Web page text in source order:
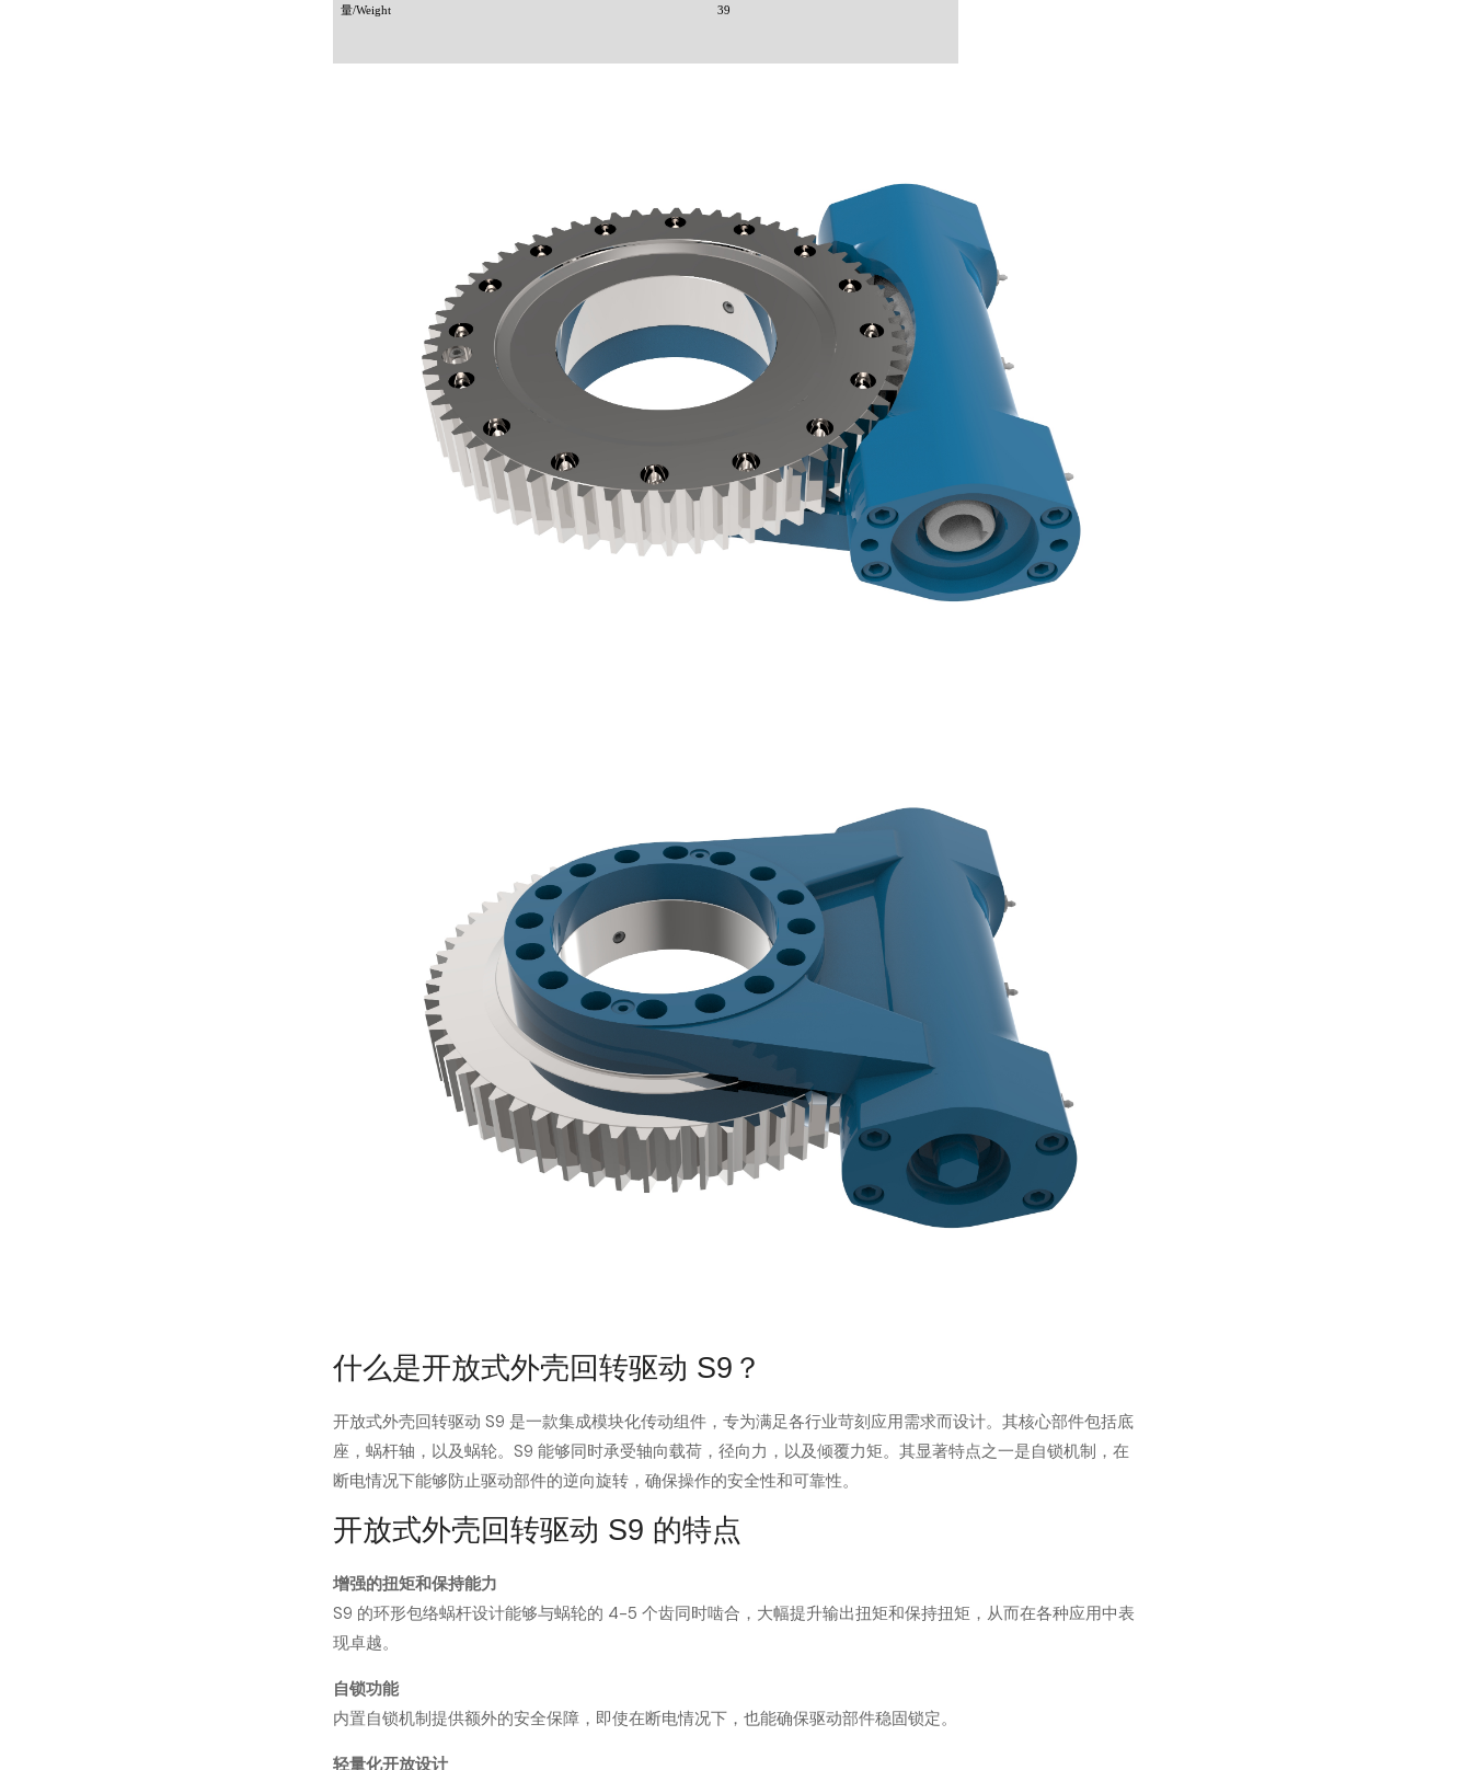
量/Weight 39
什么是开放式外壳回转驱动 S9？
开放式外壳回转驱动 S9 是一款集成模块化传动组件，专为满足各行业苛刻应用需求而设计。其核心部件包括底
座，蜗杆轴，以及蜗轮。S9 能够同时承受轴向载荷，径向力，以及倾覆力矩。其显著特点之一是自锁机制，在
断电情况下能够防止驱动部件的逆向旋转，确保操作的安全性和可靠性。
开放式外壳回转驱动 S9 的特点
增强的扭矩和保持能力
S9 的环形包络蜗杆设计能够与蜗轮的 4-5 个齿同时啮合，大幅提升输出扭矩和保持扭矩，从而在各种应用中表
现卓越。
自锁功能
内置自锁机制提供额外的安全保障，即使在断电情况下，也能确保驱动部件稳固锁定。
轻量化开放设计